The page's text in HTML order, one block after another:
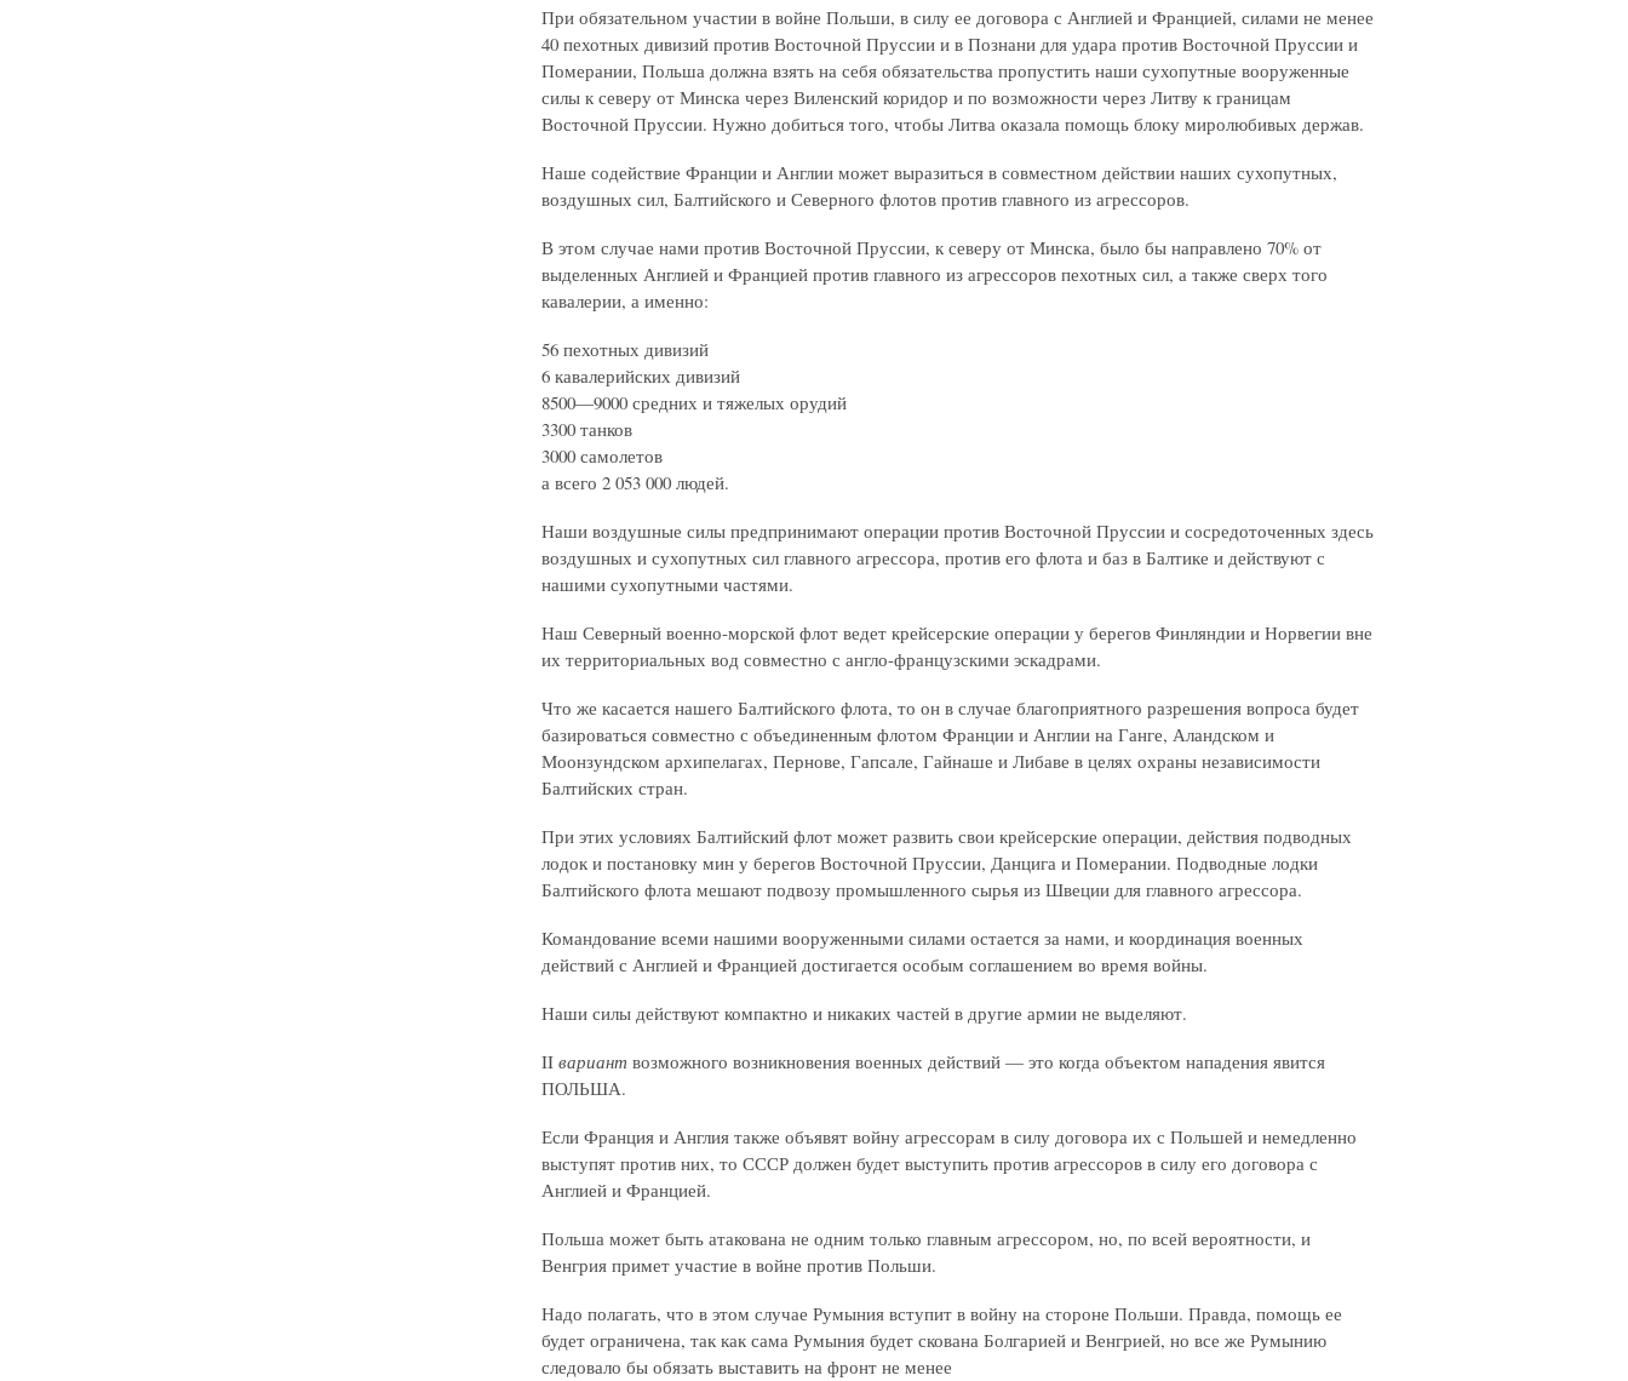
При обязательном участии в войне Польши, в силу ее договора с Англией и Францией, силами не менее
40 пехотных дивизий против Восточной Пруссии и в Познани для удара против Восточной Пруссии и
Померании, Польша должна взять на себя обязательства пропустить наши сухопутные вооруженные
силы к северу от Минска через Виленский коридор и по возможности через Литву к границам
Восточной Пруссии. Нужно добиться того, чтобы Литва оказала помощь блоку миролюбивых держав.
Наше содействие Франции и Англии может выразиться в совместном действии наших сухопутных,
воздушных сил, Балтийского и Северного флотов против главного из агрессоров.
В этом случае нами против Восточной Пруссии, к северу от Минска, было бы направлено 70% от
выделенных Англией и Францией против главного из агрессоров пехотных сил, а также сверх того
кавалерии, а именно:
56 пехотных дивизий
6 кавалерийских дивизий
8500—9000 средних и тяжелых орудий
3300 танков
3000 самолетов
а всего 2 053 000 людей.
Наши воздушные силы предпринимают операции против Восточной Пруссии и сосредоточенных здесь
воздушных и сухопутных сил главного агрессора, против его флота и баз в Балтике и действуют с
нашими сухопутными частями.
Наш Северный военно-морской флот ведет крейсерские операции у берегов Финляндии и Норвегии вне
их территориальных вод совместно с англо-французскими эскадрами.
Что же касается нашего Балтийского флота, то он в случае благоприятного разрешения вопроса будет
базироваться совместно с объединенным флотом Франции и Англии на Ганге, Аландском и
Моонзундском архипелагах, Пернове, Гапсале, Гайнаше и Либаве в целях охраны независимости
Балтийских стран.
При этих условиях Балтийский флот может развить свои крейсерские операции, действия подводных
лодок и постановку мин у берегов Восточной Пруссии, Данцига и Померании. Подводные лодки
Балтийского флота мешают подвозу промышленного сырья из Швеции для главного агрессора.
Командование всеми нашими вооруженными силами остается за нами, и координация военных
действий с Англией и Францией достигается особым соглашением во время войны.
Наши силы действуют компактно и никаких частей в другие армии не выделяют.
II вариант возможного возникновения военных действий — это когда объектом нападения явится
ПОЛЬША.
Если Франция и Англия также объявят войну агрессорам в силу договора их с Польшей и немедленно
выступят против них, то СССР должен будет выступить против агрессоров в силу его договора с
Англией и Францией.
Польша может быть атакована не одним только главным агрессором, но, по всей вероятности, и
Венгрия примет участие в войне против Польши.
Надо полагать, что в этом случае Румыния вступит в войну на стороне Польши. Правда, помощь ее
будет ограничена, так как сама Румыния будет скована Болгарией и Венгрией, но все же Румынию
следовало бы обязать выставить на фронт не менее